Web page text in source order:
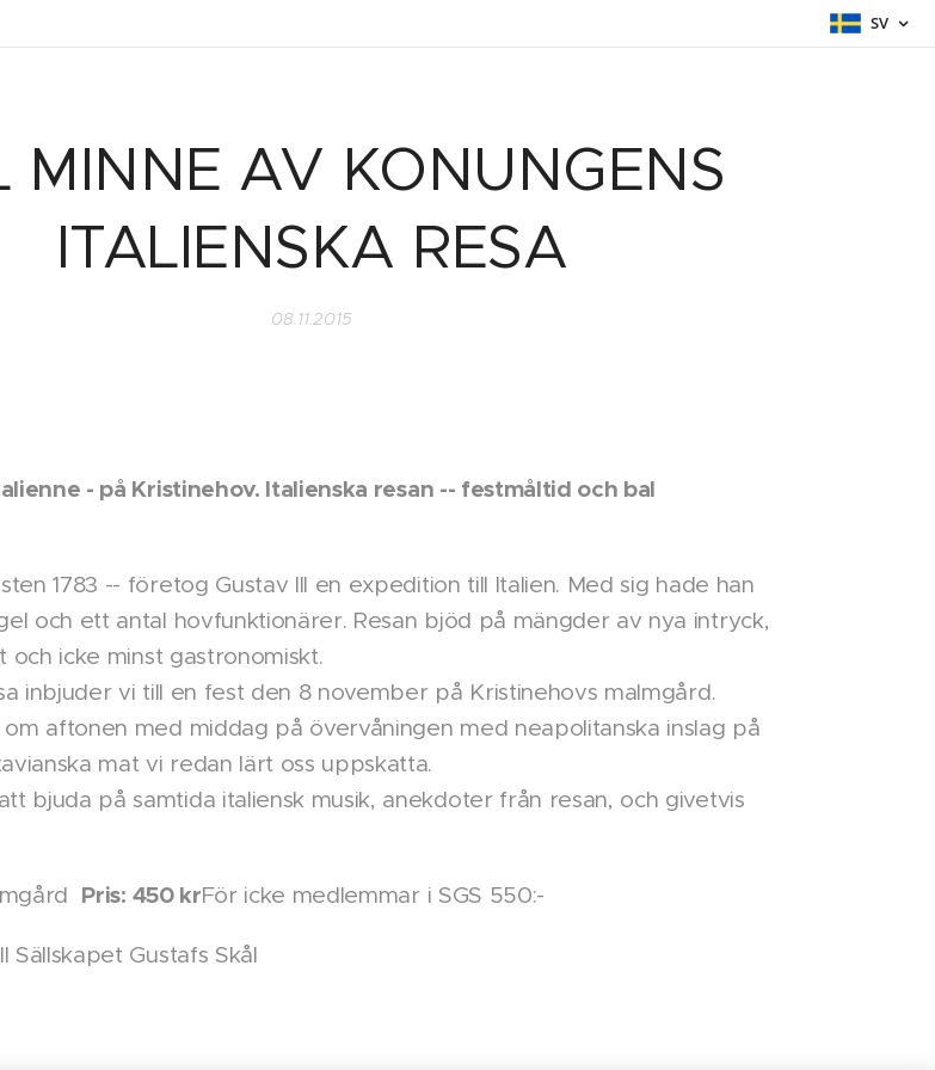
SV
MINNE AV KONUNGENS
ITALIENSKA RESA
08.11.2015
- på Kristinehov. Italienska resan -- festmåltid och bal
1783 -- företog Gustav III en expedition till Italien. Med sig hade han
och ett antal hovfunktionärer. Resan bjöd på mängder av nya intryck,
och icke minst gastronomiskt.
inbjuder vi till en fest den 8 november på Kristinehovs malmgård.
om aftonen med middag på övervåningen med neapolitanska inslag på
mat vi redan lärt oss uppskatta.
bjuda på samtida italiensk musik, anekdoter från resan, och givetvis
Pris: 450 krFör icke medlemmar i SGS 550:-
Sällskapet Gustafs Skål